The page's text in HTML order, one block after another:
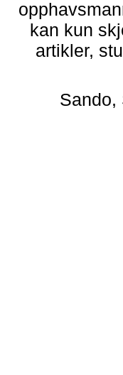
kan kun
artikler,
Sando,